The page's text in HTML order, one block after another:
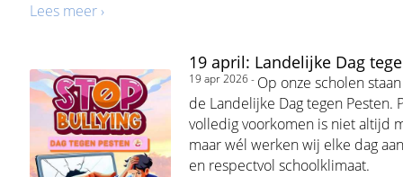
Lees meer ›
19 april: Landelijke Dag
19 apr 2026 - Op onze scholen
de Landelijke Dag tegen Pesten.
volledig voorkomen is niet altijd
maar wél werken wij elke dag
en respectvol schoolklimaat.